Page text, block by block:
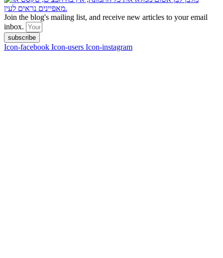
Join the blog's mailing list, and receive new articles to your email
inbox.
subscribe
Icon-facebook Icon-users Icon-instagram